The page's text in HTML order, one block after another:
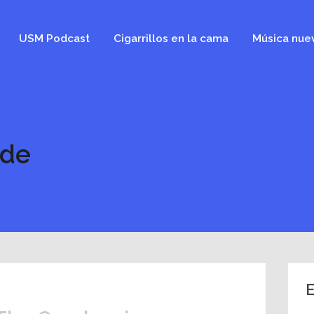
USM Podcast Cigarrillos en la cama Música